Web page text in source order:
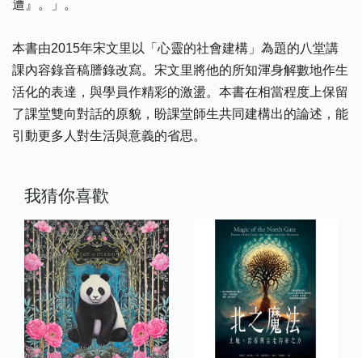
遭』。」。
本書由2015年宋文里以「心靈的社會建構」為題的八堂講
課內容錄音稿謄錄改寫。宋文里將他的所知渾身解數地作生
活化的表達，與學員作精彩的激盪。本書在相當程度上保留
了課堂雙向對話的原貌，盼課堂師生共同建構出的論述，能
引動更多人對生活與意義的省思。
我猜你喜歡